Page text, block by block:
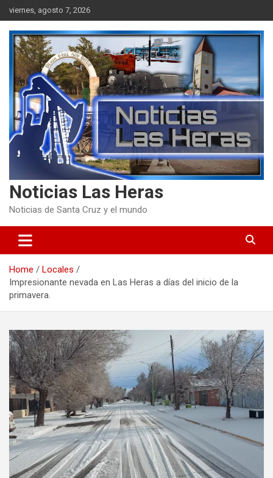
Skip
to
content
viernes, agosto 7, 2026
Noticias Las Heras
Noticias de Santa Cruz y el mundo
Home
Locales
Impresionante nevada en Las Heras a días del inicio de la
primavera.